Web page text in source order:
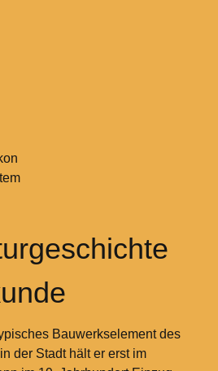
Bauwerkselement des
der Stadt hält er erst im